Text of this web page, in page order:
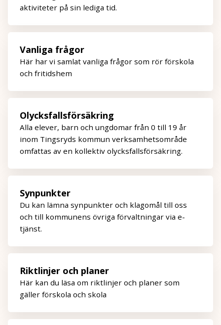
aktiviteter på sin lediga tid.
Vanliga frågor
Här har vi samlat vanliga frågor som rör förskola
och fritidshem
Olycksfallsförsäkring
Alla elever, barn och ungdomar från 0 till 19 år
inom Tingsryds kommun verksamhetsområde
omfattas av en kollektiv olycksfallsförsäkring.
Synpunkter
Du kan lämna synpunkter och klagomål till oss
och till kommunens övriga förvaltningar via e-
tjänst.
Riktlinjer och planer
Här kan du läsa om riktlinjer och planer som
gäller förskola och skola